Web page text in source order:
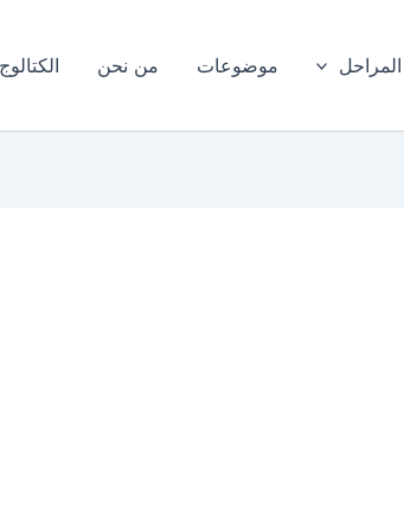
المراحل موضوعات من نحن الكتالوج